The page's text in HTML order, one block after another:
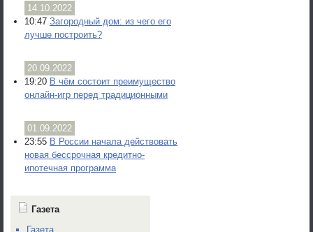
14.10.2022
10:47 Загородный дом: из чего его
лучше построить?
20.09.2022
19:20 В чём состоит преимущество
онлайн-игр перед традиционными
01.09.2022
23:55 В России начала действовать
новая бессрочная кредитно-
ипотечная программа
Газета
Газета